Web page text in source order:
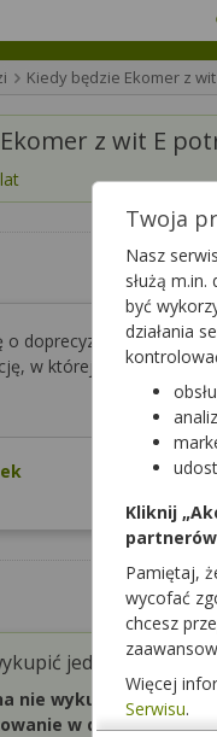
Kiedy będzie Ekomer z
z wit E
doprecyzowanie Pana
w której poszukuje
jednego
nie wykupić jednego
w domu.Czy
Twoja
Nasz
służą
być
działania
Kliknij
Pamiętaj,
wycofać
chcesz
Więcej
Serwisu.